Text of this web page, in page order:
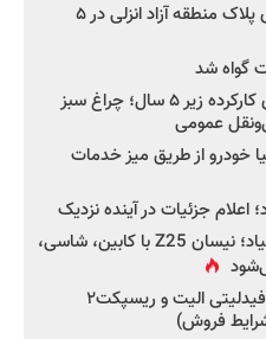
استاندار گیلان: تردد خودروهای پلاک منطقه آزاد انزلی در ۵
گواه شد
صدور مجوز واردات اتوبوس‌های کارکرده زیر ۵ سال؛ چراغ سبز
عمومی
خودرو از طریق میز خدمات
جزئیات در آینده نزدیک
جزئیات جدید از پروژه Z25 زامیاد؛ نیسان Z25 با کابین، شاسی،
شروع فروش بدون قرعه‌کشی فیدلیتی الیت و ریسپکت۲